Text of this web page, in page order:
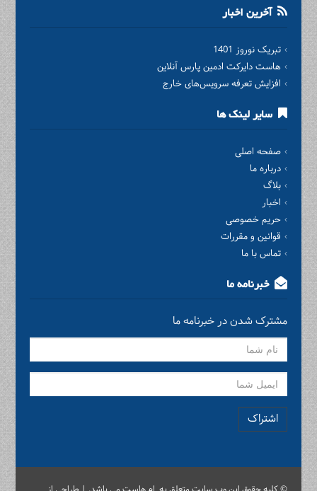
آخرین اخبار
تبریک نوروز 1401
هاست دایرکت ادمین پارس آنلاین
افزایش تعرفه سرویس‌های خارج
سایر لینک ها
صفحه اصلی
درباره ما
بلاگ
اخبار
حریم خصوصی
قوانین و مقررات
تماس با ما
خبرنامه ما
مشترک شدن در خبرنامه ما
اشتراک